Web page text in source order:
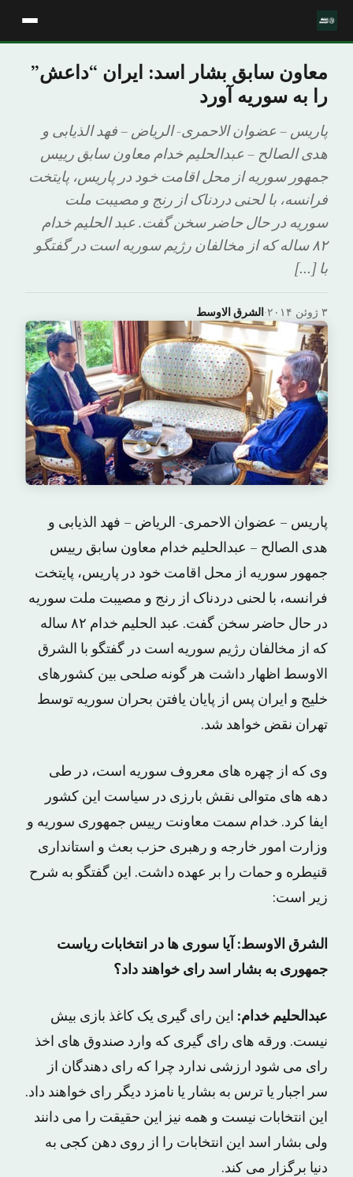
معاون سابق بشار اسد: ایران “داعش”
را به سوریه آورد
پاریس – عضوان الاحمری- الریاض – فهد الذیابی و
هدی الصالح – عبدالحلیم خدام معاون سابق رییس
جمهور سوریه از محل اقامت خود در پاریس، پایتخت
فرانسه، با لحنی دردناک از رنج و مصیبت ملت
سوریه در حال حاضر سخن گفت. عبد الحلیم خدام
۸۲ ساله که از مخالفان رژیم سوریه است در گفتگو
با […]
الشرق الاوسط· ۳ ژوئن ۲۰۱۴
پاریس – عضوان الاحمری- الریاض – فهد الذیابی و
هدی الصالح – عبدالحلیم خدام معاون سابق رییس
جمهور سوریه از محل اقامت خود در پاریس، پایتخت
فرانسه، با لحنی دردناک از رنج و مصیبت ملت سوریه
در حال حاضر سخن گفت. عبد الحلیم خدام ۸۲ ساله
که از مخالفان رژیم سوریه است در گفتگو با الشرق
الاوسط اظهار داشت هر گونه صلحی بین کشورهای
خلیج و ایران پس از پایان یافتن بحران سوریه توسط
تهران نقض خواهد شد.
وی که از چهره های معروف سوریه است، در طی
دهه های متوالی نقش بارزی در سیاست این کشور
ایفا کرد. خدام سمت معاونت رییس جمهوری سوریه و
وزارت امور خارجه و رهبری حزب بعث و استانداری
قنیطره و حمات را بر عهده داشت. این گفتگو به شرح
زیر است:
الشرق الاوسط: آیا سوری ها در انتخابات ریاست
جمهوری به بشار اسد رای خواهند داد؟
عبدالحلیم خدام: این رای گیری یک کاغذ بازی بیش
نیست. ورقه های رای گیری که وارد صندوق های اخذ
رای می شود ارزشی ندارد چرا که رای دهندگان از
سر اجبار یا ترس به بشار یا نامزد دیگر رای خواهند داد.
این انتخابات نیست و همه نیز این حقیقت را می دانند
ولی بشار اسد این انتخابات را از روی دهن کجی به
دنیا برگزار می کند.